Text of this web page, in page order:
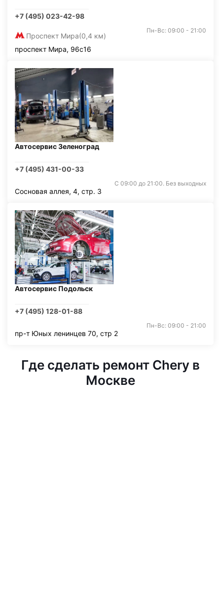
+7 (495) 023-42-98
Проспект Мира(0,4 км)
Пн-Вс: 09:00 - 21:00
проспект Мира, 96с16
Автосервис Зеленоград
+7 (495) 431-00-33
С 09:00 до 21:00. Без выходных
Сосновая аллея, 4, стр. 3
Автосервис Подольск
+7 (495) 128-01-88
Пн-Вс: 09:00 - 21:00
пр-т Юных ленинцев 70, стр 2
Где сделать ремонт Chery в
Москве